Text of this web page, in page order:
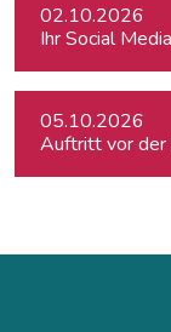
02.10.2026
Ihr Social
05.10.2026
Auftritt vor der